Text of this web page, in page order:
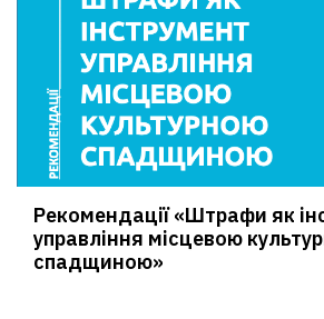
Рекомендації «Штрафи як
управління місцевою
спадщиною»